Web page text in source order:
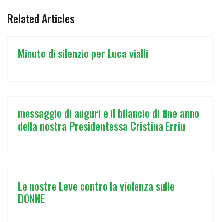
Related Articles
Minuto di silenzio per Luca vialli
messaggio di auguri e il bilancio di fine anno
della nostra Presidentessa Cristina Erriu
Le nostre Leve contro la violenza sulle
DONNE